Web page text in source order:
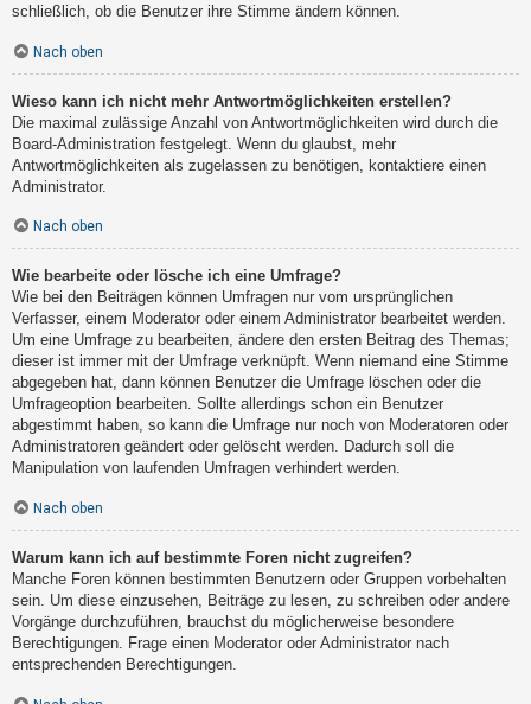
schließlich, ob die Benutzer ihre Stimme ändern können.
Nach oben
Wieso kann ich nicht mehr Antwortmöglichkeiten erstellen?
Die maximal zulässige Anzahl von Antwortmöglichkeiten wird durch die
Board-Administration festgelegt. Wenn du glaubst, mehr
Antwortmöglichkeiten als zugelassen zu benötigen, kontaktiere einen
Administrator.
Nach oben
Wie bearbeite oder lösche ich eine Umfrage?
Wie bei den Beiträgen können Umfragen nur vom ursprünglichen
Verfasser, einem Moderator oder einem Administrator bearbeitet werden.
Um eine Umfrage zu bearbeiten, ändere den ersten Beitrag des Themas;
dieser ist immer mit der Umfrage verknüpft. Wenn niemand eine Stimme
abgegeben hat, dann können Benutzer die Umfrage löschen oder die
Umfrageoption bearbeiten. Sollte allerdings schon ein Benutzer
abgestimmt haben, so kann die Umfrage nur noch von Moderatoren oder
Administratoren geändert oder gelöscht werden. Dadurch soll die
Manipulation von laufenden Umfragen verhindert werden.
Nach oben
Warum kann ich auf bestimmte Foren nicht zugreifen?
Manche Foren können bestimmten Benutzern oder Gruppen vorbehalten
sein. Um diese einzusehen, Beiträge zu lesen, zu schreiben oder andere
Vorgänge durchzuführen, brauchst du möglicherweise besondere
Berechtigungen. Frage einen Moderator oder Administrator nach
entsprechenden Berechtigungen.